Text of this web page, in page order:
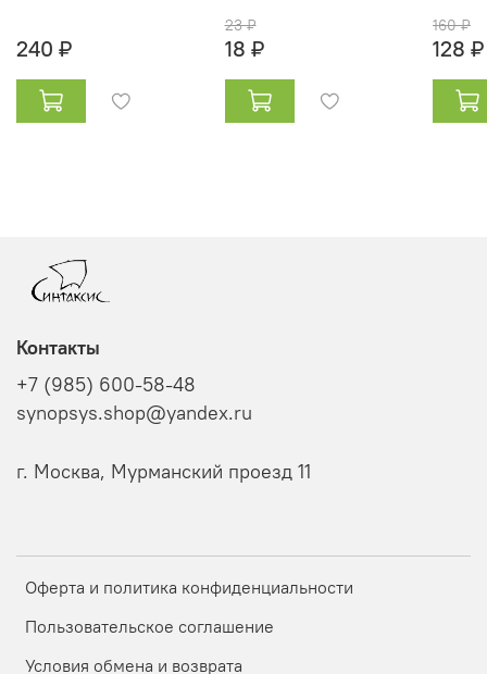
240 ₽
23 ₽
18 ₽
160 ₽
128 ₽
Оферта и политика конфиденциальности
Пользовательское соглашение
Условия обмена и возврата
Контакты
+7 (985) 600-58-48
synopsys.shop@yandex.ru
г. Москва, Мурманский проезд 11